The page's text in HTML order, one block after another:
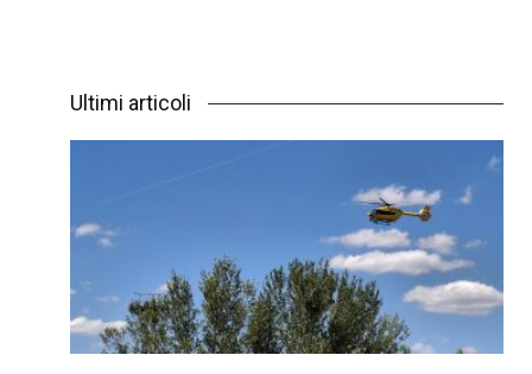
Ultimi articoli